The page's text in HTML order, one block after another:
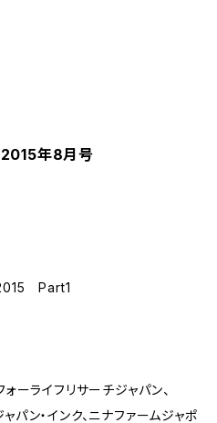
2015年8月号
Part1
ォーライフリサーチジャパン、
パン・インク、ニナファームジャポ